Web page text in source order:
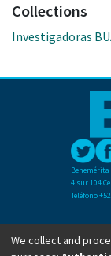
Collections
Investigadoras
4 sur 104
Teléfono
We collect and